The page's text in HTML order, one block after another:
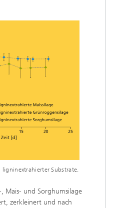
Substrate.
Mais- und Sorghumsilage
zerkleinert und nach